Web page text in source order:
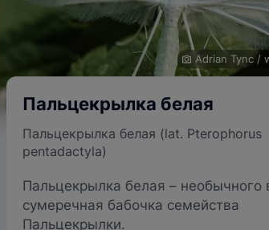
Adrian Tync /
Пальцекрылка белая
Пальцекрылка белая (lat. Pterophorus
pentadactyla)
Пальцекрылка белая – необычного
сумеречная бабочка семейства
Пальцекрылки.